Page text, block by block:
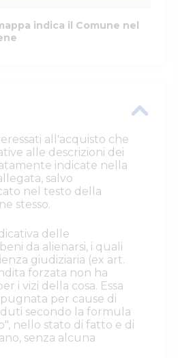
indica il Comune nel
all'acquisto che
alle descrizioni dei
indicate nella
salvo
nel testo della
stesso.
delle
da alienarsi, i quali
giudiziaria (ex art.
forzata non ha
i vizi della cosa. Essa
per cause di
secondo la formula
nello stato di fatto e di
senza alcuna